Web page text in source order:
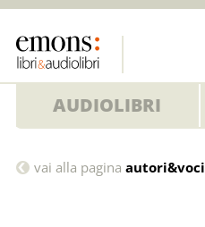
AUDIOLIBRI
Jo-vai alla pagina autori&voci